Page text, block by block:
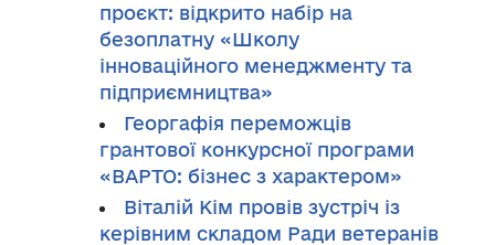
проєкт: відкрито набір на
безоплатну «Школу
інноваційного менеджменту та
підприємництва»
Георгафія переможців
грантової конкурсної програми
«ВАРТО: бізнес з характером»
Віталій Кім провів зустріч із
керівним складом Ради ветеранів